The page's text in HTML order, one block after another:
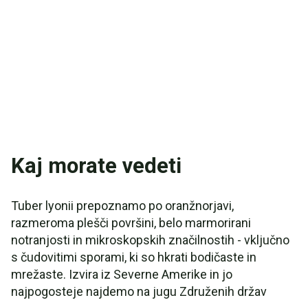
Kaj morate vedeti
Tuber lyonii prepoznamo po oranžnorjavi,
razmeroma plešči površini, belo marmorirani
notranjosti in mikroskopskih značilnostih - vključno
s čudovitimi sporami, ki so hkrati bodičaste in
mrežaste. Izvira iz Severne Amerike in jo
najpogosteje najdemo na jugu Združenih držav